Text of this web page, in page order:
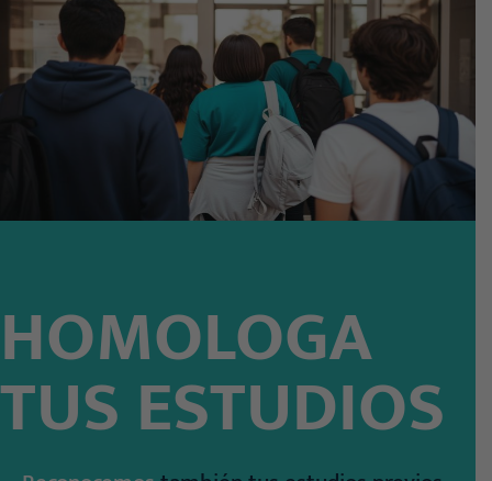
HOMOLOGA
TUS ESTUDIOS